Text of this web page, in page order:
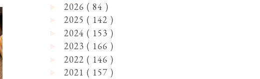
2026 ( 84 )
2025 ( 142 )
2024 ( 153 )
2023 ( 166 )
2022 ( 146 )
2021 ( 157 )